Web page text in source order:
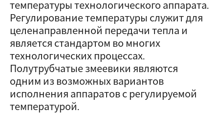
температуры технологического аппарата.
Регулирование температуры служит для
целенаправленной передачи тепла и
является стандартом во многих
технологических процессах.
Полутрубчатые змеевики являются
одним из возможных вариантов
исполнения аппаратов с регулируемой
температурой.